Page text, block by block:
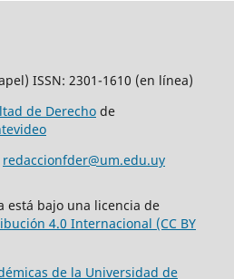
ISSN: 2301-1610 (en línea)
de Derechode
redaccionfder@um.edu.uy
está bajo una licencia de
4.0 Internacional (CC BY
de la Universidad de